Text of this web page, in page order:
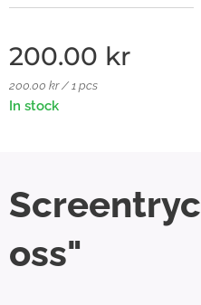
200.00 kr
200.00 kr / 1 pcs
In stock
oss"